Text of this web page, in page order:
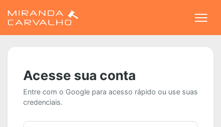
Acesse sua conta
Entre com o Google para acesso rápido ou use suas
credenciais.